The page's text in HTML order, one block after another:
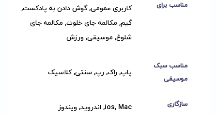
مناسب برای
کاربری عمومی, گوش دادن به پادکست,
گیم, مکالمه جای خلوت, مکالمه جای
شلوغ, موسیقی, ورزش
مناسب سبک
موسیقی
پاپ, راک, رپ, سنتی, کلاسیک
سازگاری ios, Mac, اندروید, ویندوز